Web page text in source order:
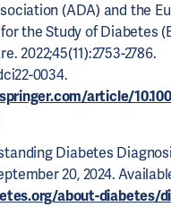
(ADA) and the
the Study of Diabetes
2022;45(11):2753-2786.
0034.
article/
Diabetes
20, 2024.
about-diabetes/